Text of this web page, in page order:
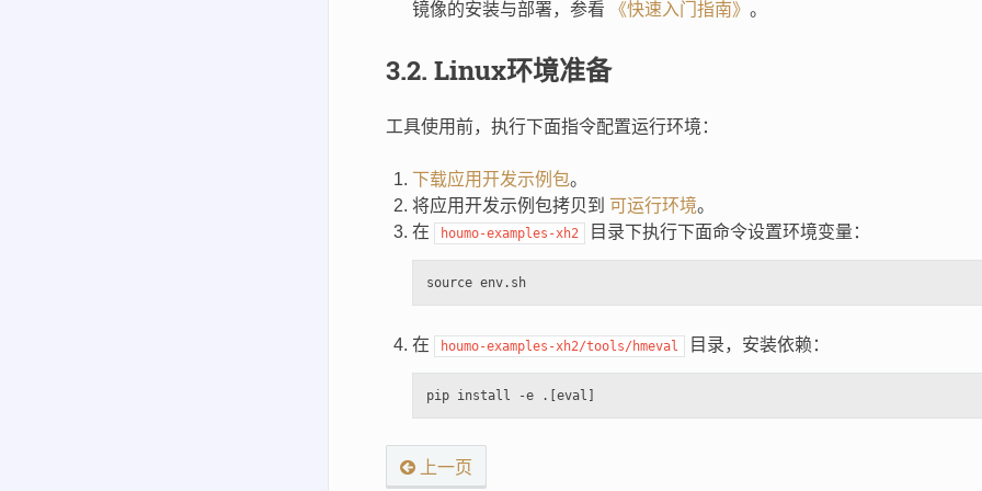
镜像的安装与部署，参看 《快速入门指南》 。
3.2. Linux环境准备
工具使用前，执行下面指令配置运行环境：
下载应用开发示例包。
将应用开发示例包拷贝到 可运行环境。
在
houmo-examples-xh2 目录下执行下面命令设置环境变量：
source env.sh
在 houmo-examples-xh2/tools/hmeval 目录，安装依赖：
上一页